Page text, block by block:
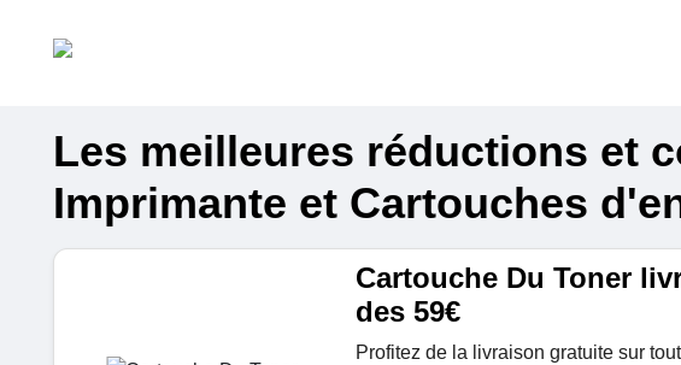
Les meilleures réductions et
Imprimante et Cartouches
Cartouche Du Toner
des 59€
Profitez de la livraison gratuite sur